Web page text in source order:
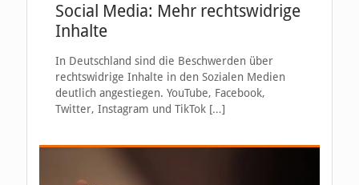
Social Media: Mehr rechtswidrige
Inhalte
In Deutschland sind die Beschwerden über
rechtswidrige Inhalte in den Sozialen Medien
deutlich angestiegen. YouTube, Facebook,
Twitter, Instagram und TikTok […]